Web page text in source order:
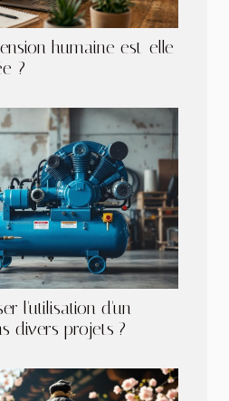
humaine est-elle
?
l'utilisation d'un
divers projets ?